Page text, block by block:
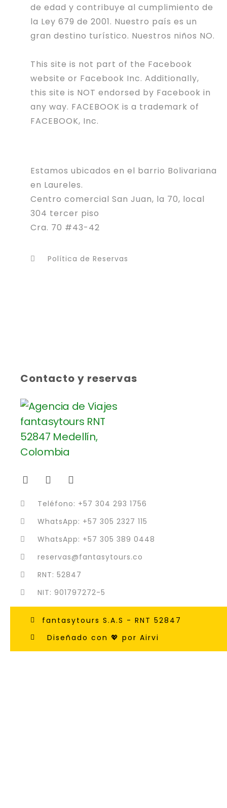
de edad y contribuye al cumplimiento de
la Ley 679 de 2001. Nuestro país es un
gran destino turístico. Nuestros niños NO.
This site is not part of the Facebook
website or Facebook Inc. Additionally,
this site is NOT endorsed by Facebook in
any way. FACEBOOK is a trademark of
FACEBOOK, Inc.
Estamos ubicados en el barrio Bolivariana
en Laureles.
Centro comercial San Juan, la 70, local
304 tercer piso
Cra. 70 #43-42
Política de Reservas
Contacto y reservas
Teléfono: +57 304 293 1756
WhatsApp: +57 305 2327 115
WhatsApp: +57 305 389 0448
reservas@fantasytours.co
RNT: 52847
NIT: 901797272-5
fantasytours S.A.S - RNT 52847
Diseñado con 💖 por Airvi